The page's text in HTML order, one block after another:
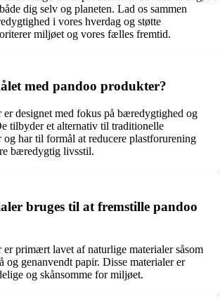
dig selv og planeten. Lad os sammen
i vores hverdag og støtte
miljøet og vores fælles fremtid.
med pandoo produkter?
er designet med fokus på bæredygtighed og
tilbyder et alternativ til traditionelle
og har til formål at reducere plastforurening
bæredygtig livsstil.
bruges til at fremstille pandoo
er primært lavet af naturlige materialer såsom
og genanvendt papir. Disse materialer er
og skånsomme for miljøet.